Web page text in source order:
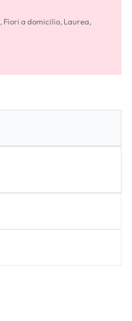
, Fiori a domicilio, Laurea,